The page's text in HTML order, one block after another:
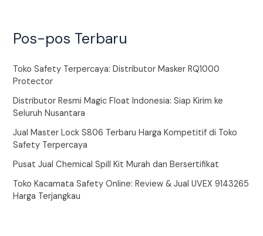
Pos-pos Terbaru
Toko Safety Terpercaya: Distributor Masker RQ1000
Protector
Distributor Resmi Magic Float Indonesia: Siap Kirim ke
Seluruh Nusantara
Jual Master Lock S806 Terbaru Harga Kompetitif di Toko
Safety Terpercaya
Pusat Jual Chemical Spill Kit Murah dan Bersertifikat
Toko Kacamata Safety Online: Review & Jual UVEX 9143265
Harga Terjangkau